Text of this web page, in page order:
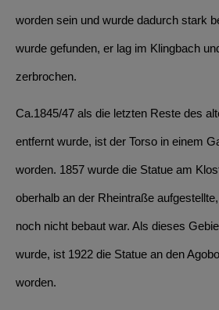
worden sein und wurde dadurch stark
wurde gefunden, er lag im Klingbach
zerbrochen.
Ca.1845/47 als die letzten Reste des
entfernt wurde, ist der Torso in einem
worden. 1857 wurde die Statue am
oberhalb an der Rheintraße
noch nicht bebaut war. Als dieses
wurde, ist 1922 die Statue an den
worden.